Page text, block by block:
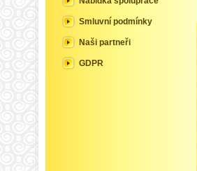
Smluvní podmínky
Naši partneři
GDPR